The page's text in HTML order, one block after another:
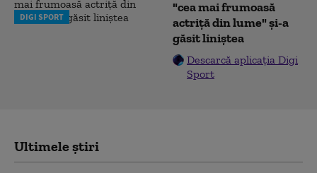
DIGI SPORT
"cea mai frumoasă
actriță din lume" și-a
găsit liniștea
Descarcă aplicația Digi
Sport
Ultimele știri